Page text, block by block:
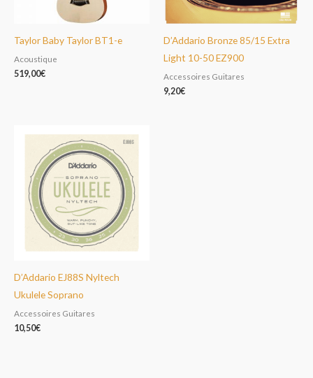
Taylor Baby Taylor BT1-e
Acoustique
519,00€
D’Addario Bronze 85/15 Extra
Light 10-50 EZ900
Accessoires Guitares
9,20€
D’Addario EJ88S Nyltech
Ukulele Soprano
Accessoires Guitares
10,50€